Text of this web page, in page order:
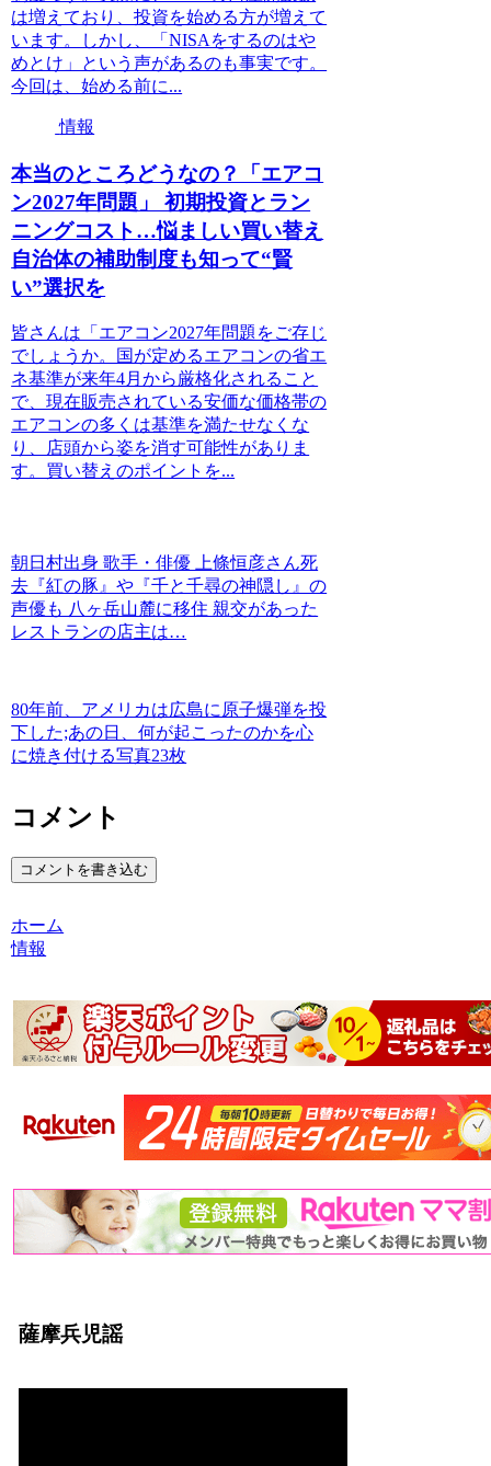
は増えており、投資を始める方が増えて
います。しかし、「NISAをするのはや
めとけ」という声があるのも事実です。
今回は、始める前に...
情報
本当のところどうなの？「エアコ
ン2027年問題」 初期投資とラン
ニングコスト…悩ましい買い替え
自治体の補助制度も知って“賢
い”選択を
皆さんは「エアコン2027年問題をご存じ
でしょうか。国が定めるエアコンの省エ
ネ基準が来年4月から厳格化されること
で、現在販売されている安価な価格帯の
エアコンの多くは基準を満たせなくな
り、店頭から姿を消す可能性がありま
す。買い替えのポイントを...
朝日村出身 歌手・俳優 上條恒彦さん死
去『紅の豚』や『千と千尋の神隠し』の
声優も 八ヶ岳山麓に移住 親交があった
レストランの店主は…
80年前、アメリカは広島に原子爆弾を投
下した;あの日、何が起こったのかを心
に焼き付ける写真23枚
コメント
コメントを書き込む
ホーム
情報
薩摩兵児謡